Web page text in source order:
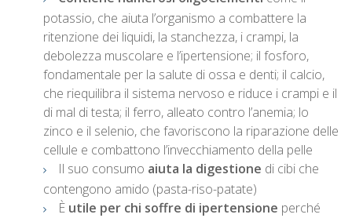
potassio, che aiuta l’organismo a combattere la
ritenzione dei liquidi, la stanchezza, i crampi, la
debolezza muscolare e l’ipertensione; il fosforo,
fondamentale per la salute di ossa e denti; il calcio,
che riequilibra il sistema nervoso e riduce i crampi e il
di mal di testa; il ferro, alleato contro l’anemia; lo
zinco e il selenio, che favoriscono la riparazione delle
cellule e combattono l’invecchiamento della pelle
Il suo consumo aiuta la digestione di cibi che
contengono amido (pasta-riso-patate)
È utile per chi soffre di ipertensione perché